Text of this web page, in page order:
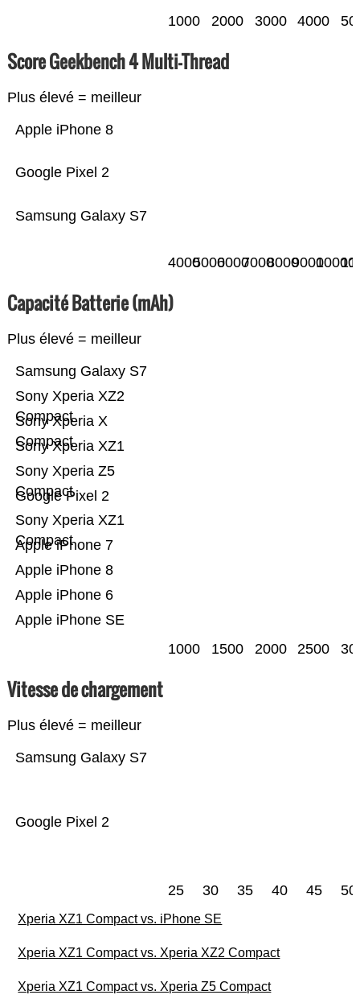
1000 2000 3000 4000
Score Geekbench 4 Multi-Thread
Plus élevé = meilleur
Samsung Galaxy S7
Google Pixel 2
Apple iPhone 8
40005000600070008000900010000
Capacité Batterie (mAh)
Plus élevé = meilleur
Apple iPhone SE
Apple iPhone 6
Apple iPhone 8
Apple iPhone 7
Sony Xperia XZ1
Compact
Google Pixel 2
Sony Xperia Z5
Compact
Sony Xperia XZ1
Sony Xperia X
Compact
Sony Xperia XZ2
Compact
Samsung Galaxy S7
1000 1500 2000 2500
Vitesse de chargement
Plus élevé = meilleur
Google Pixel 2
Samsung Galaxy S7
25 30 35 40 45 50
Xperia XZ1 Compact vs. iPhone SE
Xperia XZ1 Compact vs. Xperia XZ2 Compact
Xperia XZ1 Compact vs. Xperia Z5 Compact